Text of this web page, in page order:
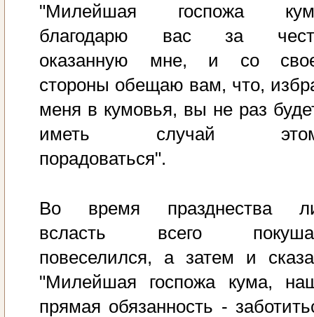
"Милейшая госпожа
благодарю вас за
оказанную мне, и со
стороны обещаю вам, что,
меня в кумовья, вы не раз
иметь случай
порадоваться".
Во время празднества
всласть всего
повеселился, а затем и
"Милейшая госпожа кума,
прямая обязанность -